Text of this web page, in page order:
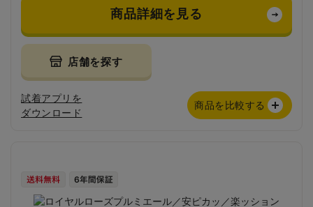
商品詳細を見る
店舗を探す
試着アプリを
ダウンロード
商品を比較する